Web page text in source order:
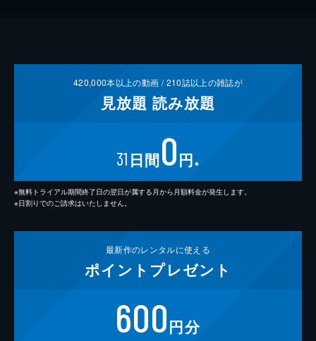
420,000本以上の動画 /210誌以上の雑誌が
見放題 読み放題
31 日間0円 ※
※無料トライアル期間終了日の翌日が属する月から月額料金が発生します。
※日割りでのご請求はいたしません。
最新作のレンタルに使える
ポイント プレゼント
600円分